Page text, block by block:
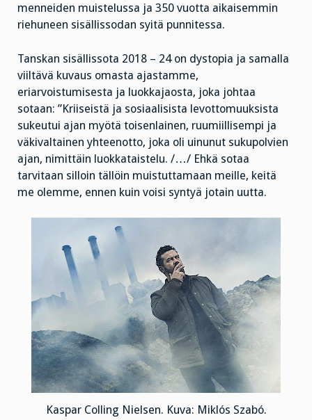
menneiden muistelussa ja 350 vuotta aikaisemmin
riehuneen sisällissodan syitä punnitessa.
Tanskan sisällissota 2018 – 24 on dystopia ja samalla
viiltävä kuvaus omasta ajastamme,
eriarvoistumisesta ja luokkajaosta, joka johtaa
sotaan: ”Kriiseistä ja sosiaalisista levottomuuksista
sukeutui ajan myötä toisenlainen, ruumiillisempi ja
väkivaltainen yhteenotto, joka oli uinunut sukupolvien
ajan, nimittäin luokkataistelu. /…/ Ehkä sotaa
tarvitaan silloin tällöin muistuttamaan meille, keitä
me olemme, ennen kuin voisi syntyä jotain uutta.
Kaspar Colling Nielsen. Kuva: Miklós Szabó.